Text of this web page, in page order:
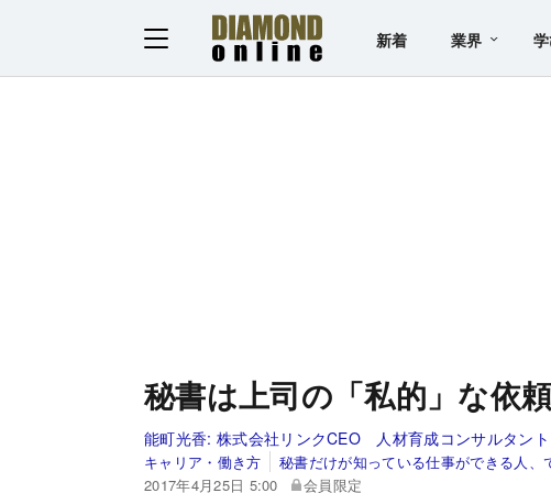
新着 業界
秘書は上司の「私的」な依
能町光香: 株式会社リンクCEO 人材育成コンサルタン
キャリア・働き方
秘書だけが知っている仕事ができる人
2017年4月25日 5:00
会員限定